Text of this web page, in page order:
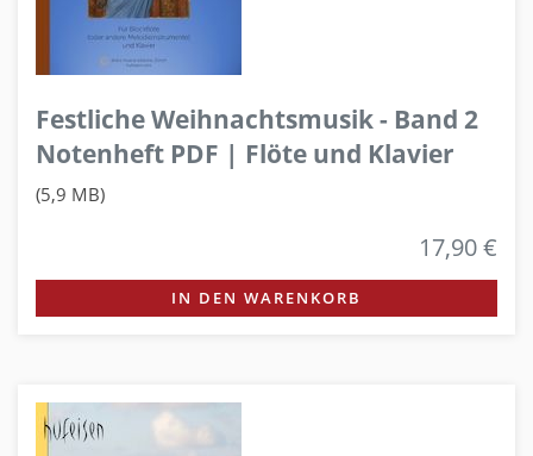
Festliche Weihnachtsmusik - Band 2
Notenheft PDF | Flöte und Klavier
(5,9 MB)
17,90 €
IN DEN WARENKORB